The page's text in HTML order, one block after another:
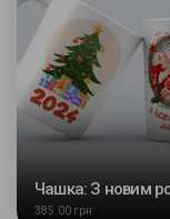
385.00 грн